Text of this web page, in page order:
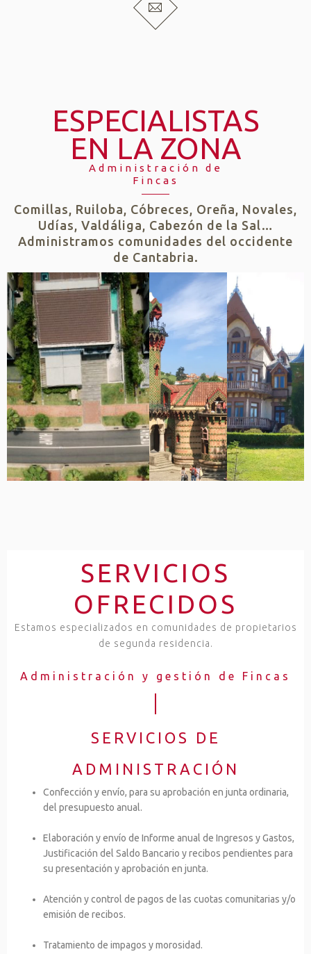
ESPECIALISTAS
EN LA ZONA
Administración de
Fincas
Comillas, Ruiloba, Cóbreces, Oreña, Novales,
Udías, Valdáliga, Cabezón de la Sal…
Administramos comunidades del occidente
de Cantabria.
SERVICIOS
OFRECIDOS
Estamos especializados en comunidades de propietarios
de segunda residencia.
Administración y gestión de Fincas
SERVICIOS DE
ADMINISTRACIÓN
Confección y envío, para su aprobación en junta ordinaria,
del presupuesto anual.
Elaboración y envío de Informe anual de Ingresos y Gastos,
Justificación del Saldo Bancario y recibos pendientes para
su presentación y aprobación en junta.
Atención y control de pagos de las cuotas comunitarias y/o
emisión de recibos.
Tratamiento de impagos y morosidad.